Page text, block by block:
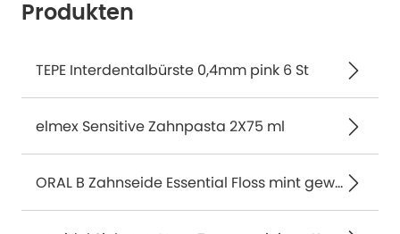
Produkten
TEPE Interdentalbürste 0,4mm pink 6 St
elmex Sensitive Zahnpasta 2X75 ml
ORAL B Zahnseide Essential Floss mint gewachst 50 m 1 P